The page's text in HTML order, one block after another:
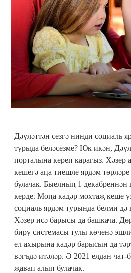
Дәүләттән сезгә нинди социаль
турыда беләсезме? Юк икән,
порталына кереп карагыз. Хәзер
кешегә аңа тиешле ярдәм
булачак. Быелның 1 декабреннән
керде. Моңа кадәр мохтаҗ кеше
социаль ярдәм турында белми
Хәзер исә барысы да башкача.
бирү системасы тулы көченә
ел ахырына кадәр барысын да
вәгъдә итәләр. Ә 2021 елдан чат-
җавап алып булачак.